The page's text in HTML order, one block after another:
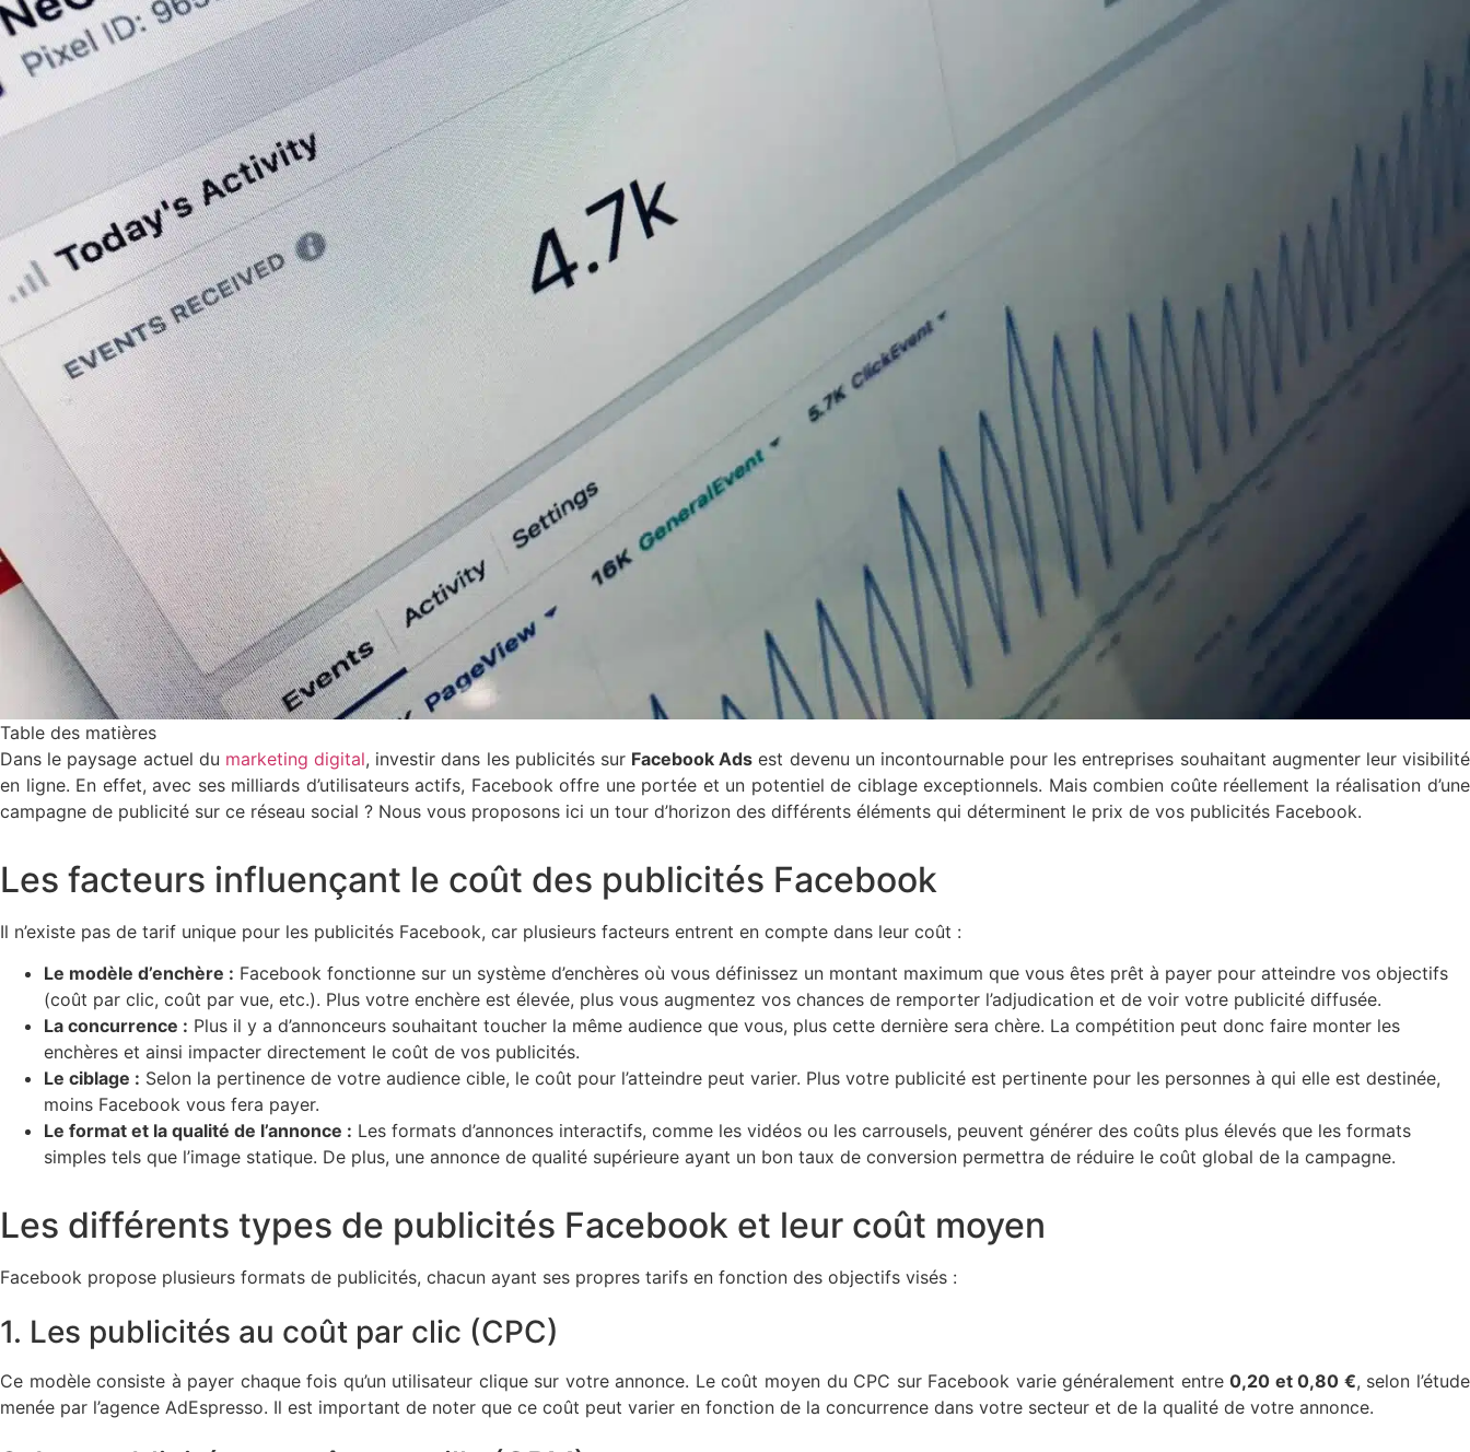
Table des matières
Dans le paysage actuel du marketing digital, investir dans les publicités sur Facebook Ads est devenu un incontournable pour les entreprises souhaitant augmenter leur visibilité
en ligne. En effet, avec ses milliards d’utilisateurs actifs, Facebook offre une portée et un potentiel de ciblage exceptionnels. Mais combien coûte réellement la réalisation d’une
campagne de publicité sur ce réseau social ? Nous vous proposons ici un tour d’horizon des différents éléments qui déterminent le prix de vos publicités Facebook.
Les facteurs influençant le coût des publicités Facebook
Il n’existe pas de tarif unique pour les publicités Facebook, car plusieurs facteurs entrent en compte dans leur coût :
Le modèle d’enchère : Facebook fonctionne sur un système d’enchères où vous définissez un montant maximum que vous êtes prêt à payer pour atteindre vos objectifs
(coût par clic, coût par vue, etc.). Plus votre enchère est élevée, plus vous augmentez vos chances de remporter l’adjudication et de voir votre publicité diffusée.
La concurrence : Plus il y a d’annonceurs souhaitant toucher la même audience que vous, plus cette dernière sera chère. La compétition peut donc faire monter les
enchères et ainsi impacter directement le coût de vos publicités.
Le ciblage : Selon la pertinence de votre audience cible, le coût pour l’atteindre peut varier. Plus votre publicité est pertinente pour les personnes à qui elle est destinée,
moins Facebook vous fera payer.
Le format et la qualité de l’annonce : Les formats d’annonces interactifs, comme les vidéos ou les carrousels, peuvent générer des coûts plus élevés que les formats
simples tels que l’image statique. De plus, une annonce de qualité supérieure ayant un bon taux de conversion permettra de réduire le coût global de la campagne.
Les différents types de publicités Facebook et leur coût moyen
Facebook propose plusieurs formats de publicités, chacun ayant ses propres tarifs en fonction des objectifs visés :
1. Les publicités au coût par clic (CPC)
Ce modèle consiste à payer chaque fois qu’un utilisateur clique sur votre annonce. Le coût moyen du CPC sur Facebook varie généralement entre0,20 et 0,80 €, selon l’étude
menée par l’agence AdEspresso. Il est important de noter que ce coût peut varier en fonction de la concurrence dans votre secteur et de la qualité de votre annonce.